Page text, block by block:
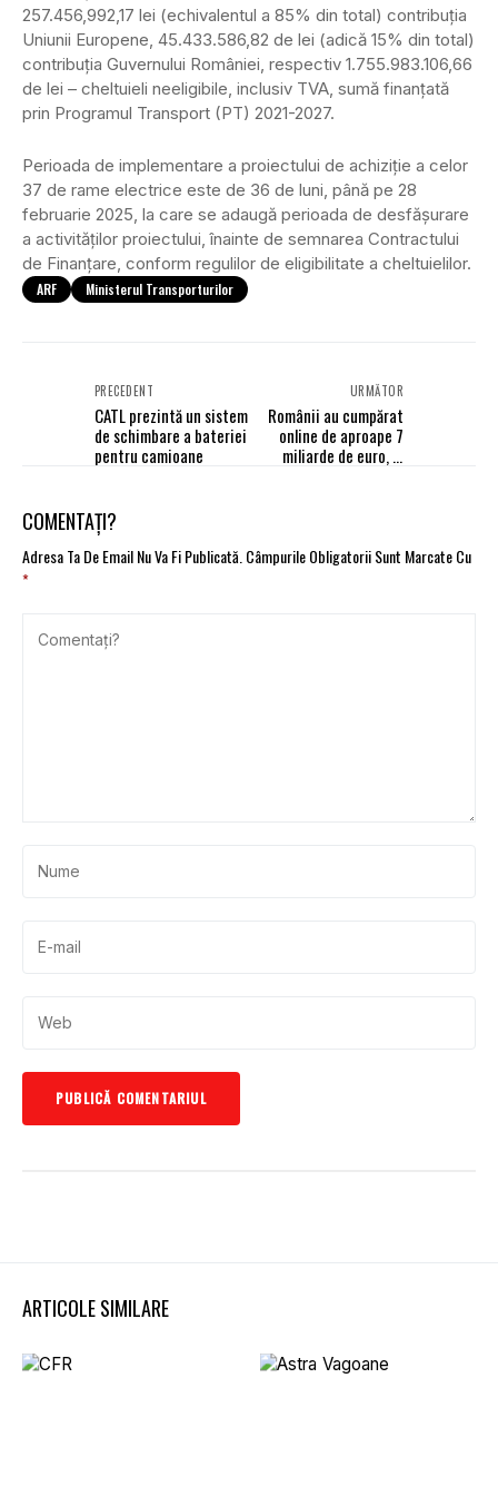
257.456,992,17 lei (echivalentul a 85% din total) contribuţia
Uniunii Europene, 45.433.586,82 de lei (adică 15% din total)
contribuţia Guvernului României, respectiv 1.755.983.106,66
de lei – cheltuieli neeligibile, inclusiv TVA, sumă finanţată
prin Programul Transport (PT) 2021-2027.
Perioada de implementare a proiectului de achiziţie a celor
37 de rame electrice este de 36 de luni, până pe 28
februarie 2025, la care se adaugă perioada de desfăşurare
a activităţilor proiectului, înainte de semnarea Contractului
de Finanţare, conform regulilor de eligibilitate a cheltuielilor.
ARF Ministerul Transporturilor
PRECEDENT
CATL prezintă un sistem
de schimbare a bateriei
pentru camioane
URMĂTOR
Românii au cumpărat
online de aproape 7
miliarde de euro, în
COMENTAȚI?
Adresa Ta De Email Nu Va Fi Publicată. Câmpurile Obligatorii Sunt Marcate Cu
*
ARTICOLE SIMILARE